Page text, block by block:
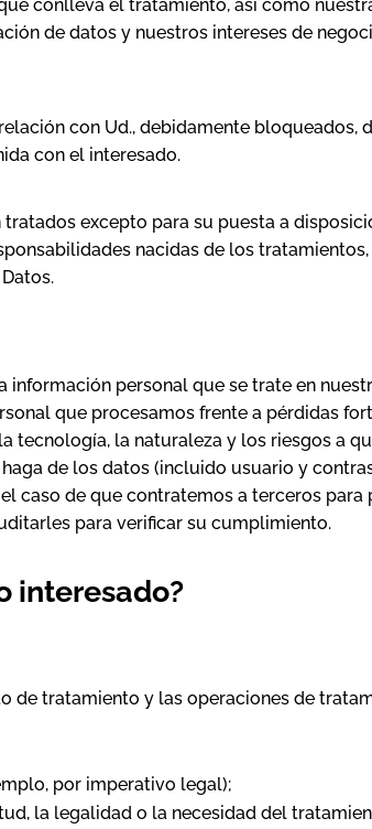
conlleva el tratamiento, así como
de datos y nuestros intereses de
con Ud., debidamente bloqueados,
con el interesado.
excepto para su puesta a
nacidas de los
personal que se trate en
que procesamos frente a pérdidas
tecnología, la naturaleza y los riesgos a
de los datos (incluido usuario y
caso de que contratemos a terceros para
para verificar su cumplimiento.
interesado?
de tratamiento y las operaciones de
por imperativo legal);
la legalidad o la necesidad del